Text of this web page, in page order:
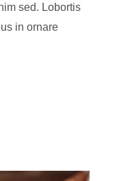
sed. Lobortis
in ornare